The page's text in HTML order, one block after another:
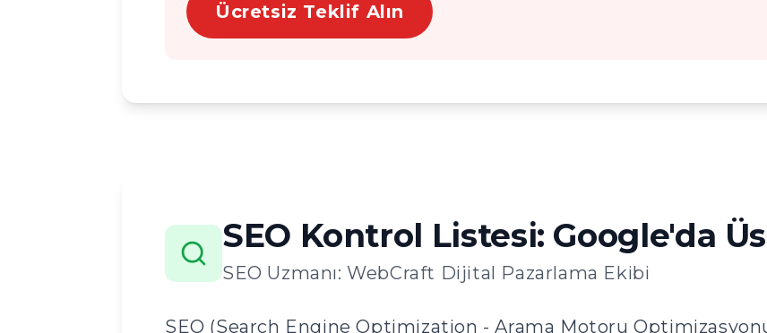
Ücretsiz Teklif Alın
SEO Kontrol Listesi: Google'da
SEO Uzmanı: WebCraft Dijital Pazarlama Ekibi
SEO (Search Engine Optimization - Arama Motoru